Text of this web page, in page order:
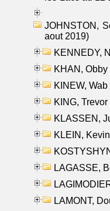
JOHNSTON,
aout 2019)
KENNEDY,
KHAN,
KINEW,
KING,
KLASSEN,
KLEIN,
LAGASSE,
LAMONT,